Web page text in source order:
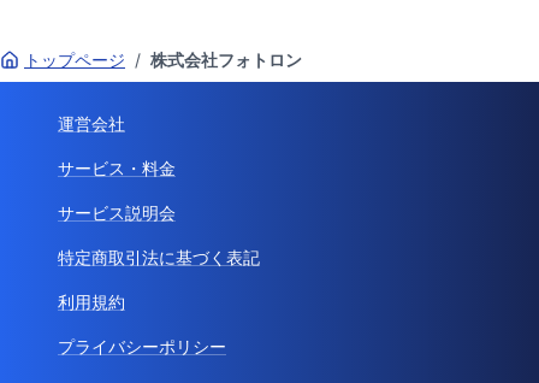
トップページ / 株式会社フォトロン
運営会社
サービス・料金
サービス説明会
特定商取引法に基づく表記
利用規約
プライバシーポリシー